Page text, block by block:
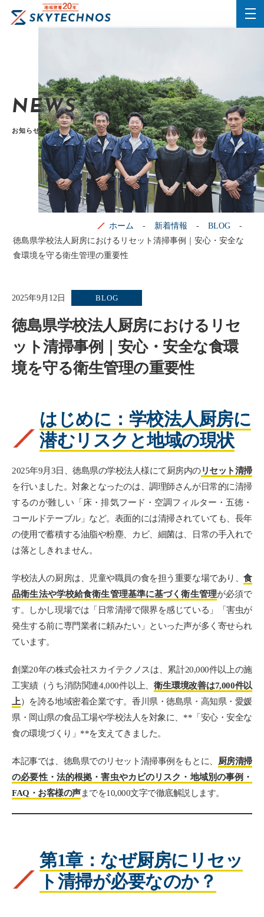
NEWS
お知らせ
ホーム 新着情報
BLOG
徳島県学校法人厨房におけるリセット清掃事例｜安心・安全な
食環境を守る衛生管理の重要性
2025年9月12日 BLOG
徳島県学校法人厨房におけるリセ
ット清掃事例｜安心・安全な食環
境を守る衛生管理の重要性
はじめに：学校法人厨房に
潜むリスクと地域の現状
2025年9月3日、徳島県の学校法人様にて厨房内のリセット清掃
を行いました。対象となったのは、調理師さんが日常的に清掃
するのが難しい「床・排気フード・空調フィルター・五徳・
コールドテーブル」など。表面的には清掃されていても、長年
の使用で蓄積する油脂や粉塵、カビ、細菌は、日常の手入れで
は落としきれません。
学校法人の厨房は、児童や職員の食を担う重要な場であり、食
品衛生法や学校給食衛生管理基準に基づく衛生管理が必須で
す。しかし現場では「日常清掃で限界を感じている」「害虫が
発生する前に専門業者に頼みたい」といった声が多く寄せられ
ています。
創業20年の株式会社スカイテクノスは、累計20,000件以上の施
工実績（うち消防関連4,000件以上、衛生環境改善は7,000件以
上）を誇る地域密着企業です。香川県・徳島県・高知県・愛媛
県・岡山県の食品工場や学校法人を対象に、**「安心・安全な
食の環境づくり」**を支えてきました。
本記事では、徳島県でのリセット清掃事例をもとに、
厨房清掃
の必要性・法的根拠・害虫やカビのリスク・地域別の事例・
FAQ・お客様の声までを10,000文字で徹底解説します。
第1章：なぜ厨房にリセッ
ト清掃が必要なのか？